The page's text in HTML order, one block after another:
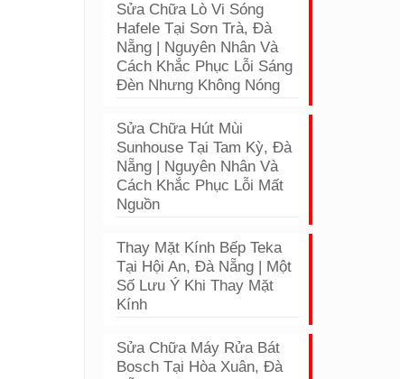
Sửa Chữa Lò Vi Sóng
Hafele Tại Sơn Trà, Đà
Nẵng | Nguyên Nhân Và
Cách Khắc Phục Lỗi Sáng
Đèn Nhưng Không Nóng
Sửa Chữa Hút Mùi
Sunhouse Tại Tam Kỳ, Đà
Nẵng | Nguyên Nhân Và
Cách Khắc Phục Lỗi Mất
Nguồn
Thay Mặt Kính Bếp Teka
Tại Hội An, Đà Nẵng | Một
Số Lưu Ý Khi Thay Mặt
Kính
Sửa Chữa Máy Rửa Bát
Bosch Tại Hòa Xuân, Đà